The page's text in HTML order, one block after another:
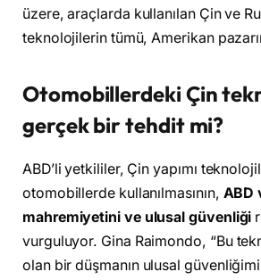
üzere, araçlarda kullanılan Çin ve
teknolojilerin tümü, Amerikan
Otomobillerdeki Çin
gerçek bir tehdit mi?
ABD’li yetkililer, Çin yapımı
otomobillerde kullanılmasının, ABD
mahremiyetini ve ulusal güvenliği
vurguluyor. Gina Raimondo, “Bu
olan bir düşmanın ulusal